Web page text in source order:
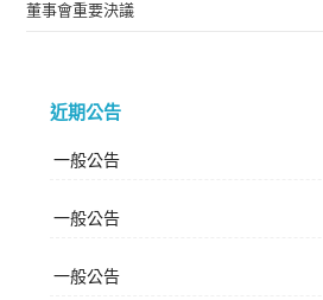
董事會重要決議
近期公告
一般公告
一般公告
一般公告